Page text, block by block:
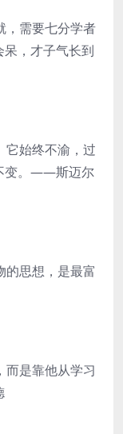
，需要七分学者
，才子气长到
它始终不渝，过
变。——斯迈尔
的思想，是最富
而是靠他从学习